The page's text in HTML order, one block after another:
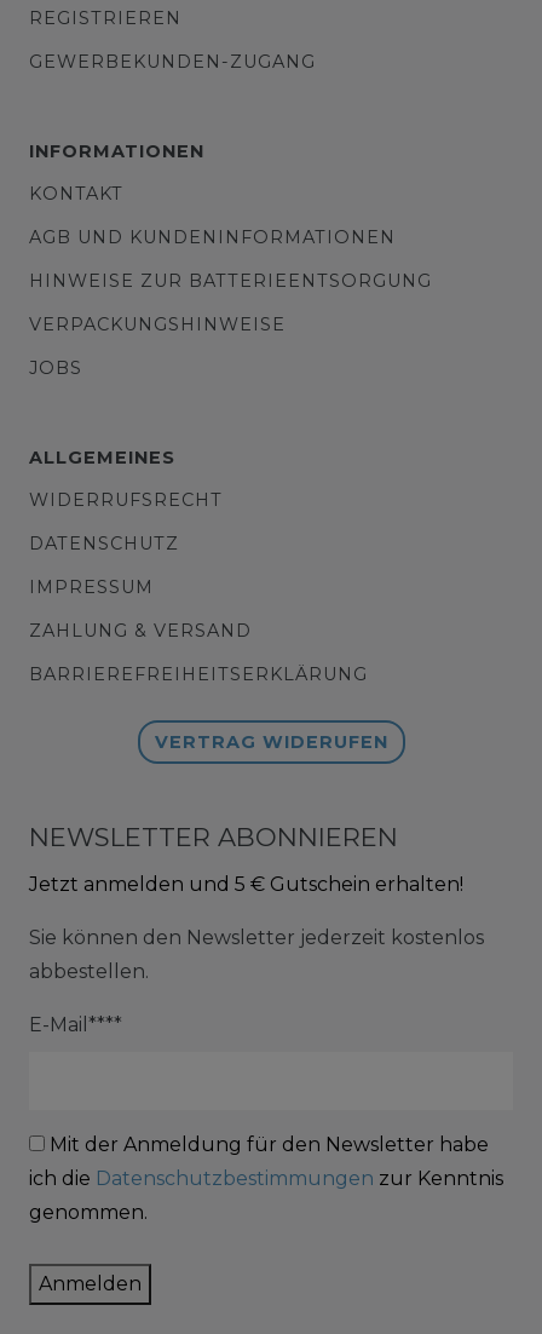
REGISTRIEREN
GEWERBEKUNDEN-ZUGANG
INFORMATIONEN
KONTAKT
AGB UND KUNDENINFORMATIONEN
HINWEISE ZUR BATTERIEENTSORGUNG
VERPACKUNGSHINWEISE
JOBS
ALLGEMEINES
WIDERRUFSRECHT
DATENSCHUTZ
IMPRESSUM
ZAHLUNG & VERSAND
BARRIEREFREIHEITSERKLÄRUNG
VERTRAG WIDERUFEN
NEWSLETTER ABONNIEREN
Jetzt anmelden und 5 € Gutschein erhalten!
Sie können den Newsletter jederzeit kostenlos
abbestellen.
E-Mail****
Mit der Anmeldung für den Newsletter habe
ich die Datenschutzbestimmungen zur Kenntnis
genommen.
Anmelden